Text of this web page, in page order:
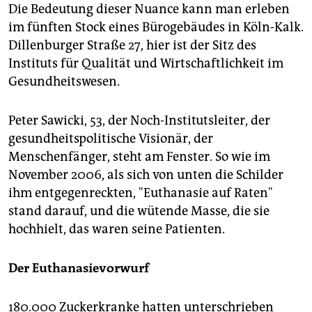
Die Bedeutung dieser Nuance kann man erleben
im fünften Stock eines Bürogebäudes in Köln-Kalk.
Dillenburger Straße 27, hier ist der Sitz des
Instituts für Qualität und Wirtschaftlichkeit im
Gesundheitswesen.
Peter Sawicki, 53, der Noch-Institutsleiter, der
gesundheitspolitische Visionär, der
Menschenfänger, steht am Fenster. So wie im
November 2006, als sich von unten die Schilder
ihm entgegenreckten, "Euthanasie auf Raten"
stand darauf, und die wütende Masse, die sie
hochhielt, das waren seine Patienten.
Der Euthanasievorwurf
180.000 Zuckerkranke hatten unterschrieben